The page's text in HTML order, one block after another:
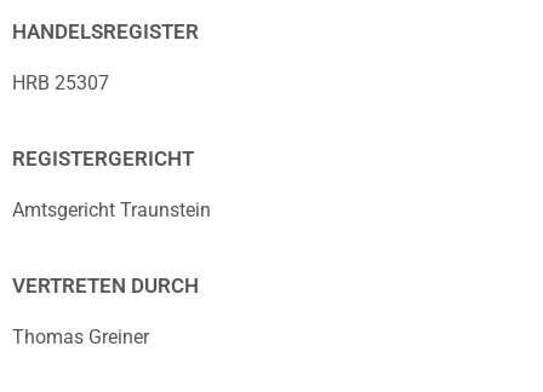
HANDELSREGISTER
HRB 25307
REGISTERGERICHT
Amtsgericht Traunstein
VERTRETEN DURCH
Thomas Greiner